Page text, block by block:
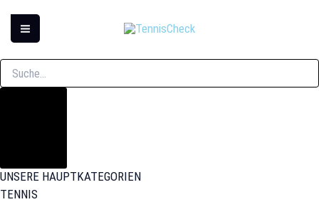
Inhalt
UNSERE HAUPTKATEGORIEN
TENNIS